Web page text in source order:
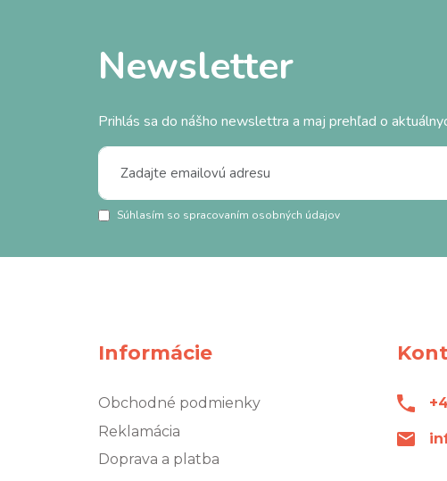
Newsletter
Prihlás sa do nášho newslettra a maj prehľad o
Súhlasím so spracovaním osobných údajov
Informácie
Obchodné podmienky
Reklamácia
Doprava a platba